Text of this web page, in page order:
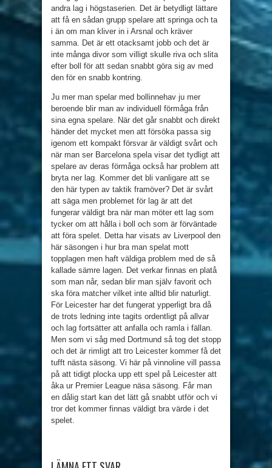
andra lag i högstaserien. Det är betydligt lättare
att få en sådan grupp spelare att springa och ta
i än om man kliver in i Arsnal och kräver
samma. Det är ett otacksamt jobb och det är
inte många divor som villigt skulle riva och slita
efter boll för att sedan snabbt göra sig av med
den för en snabb kontring.
Ju mer man spelar med bollinnehav ju mer
beroende blir man av individuell förmåga från
sina egna spelare. När det går snabbt och direkt
händer det mycket men att försöka passa sig
igenom ett kompakt försvar är väldigt svårt och
när man ser Barcelona spela visar det tydligt att
spelare av deras förmåga också har problem att
bryta ner lag. Kommer det bli vanligare att se
den här typen av taktik framöver? Det är svårt
att säga men problemet för lag är att det
fungerar väldigt bra när man möter ett lag som
tycker om att hålla i boll och som är förväntade
att föra spelet. Detta har visats av Liverpool den
här säsongen i hur bra man spelat mott
topplagen men haft väldiga problem med de så
kallade sämre lagen. Det verkar finnas en platå
som man når, sedan blir man själv favorit och
ska föra matcher vilket inte alltid blir naturligt.
För Leicester har det fungerat ypperligt bra då
de trots ledning inte tagits ordentligt på allvar
och lag fortsätter att anfalla och ramla i fällan.
Men som vi såg med Dortmund så tog det stopp
och det är rimligt att tro Leicester kommer få det
tufft nästa säsong. Vi här på vinnoline vill passa
på att tidigt plocka upp ett spel på Leicester att
åka ur Premier League näsa säsong. Får man
en dålig start kan det lätt gå snabbt utför och vi
tror det kommer finnas väldigt bra värde i det
spelet.